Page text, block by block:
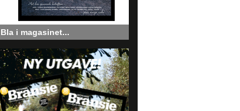
Bla i magasinet...